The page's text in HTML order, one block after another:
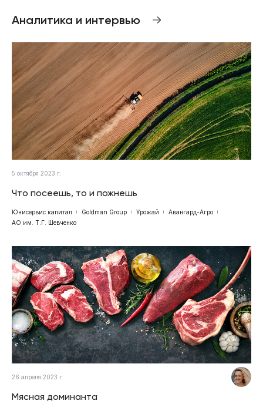
Аналитика и интервью
5 октября 2023 г.
Что посеешь, то и пожнешь
Юнисервис капитал Goldman Group Урожай
Авангард-Агро
АО им. Т.Г. Шевченко
26 апреля 2023 г.
Мясная доминанта